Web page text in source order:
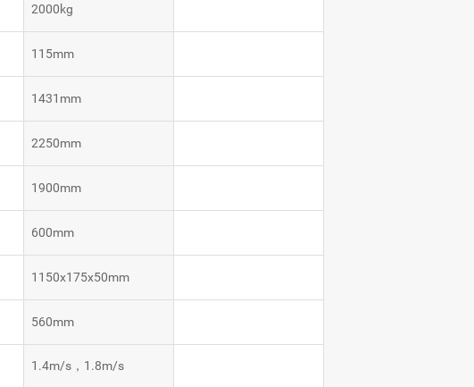
2000kg
115mm
1431mm
2250mm
1900mm
600mm
1150x175x50mm
560mm
1.4m/s，1.8m/s